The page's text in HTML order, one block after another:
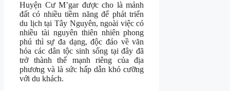
Huyện Cư M’gar được cho là mảnh
đất có nhiều tiềm năng để phát triển
du lịch tại Tây Nguyên, ngoài việc có
nhiều tài nguyên thiên nhiên phong
phú thì sự đa dạng, độc đáo về văn
hóa các dân tộc sinh sống tại đây đã
trở thành thế mạnh riêng của địa
phương và là sức hấp dẫn khó cưỡng
với du khách.